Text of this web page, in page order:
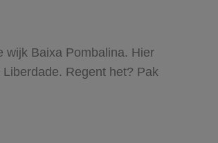
wijk Baixa Pombalina. Hier
Regent het? Pak